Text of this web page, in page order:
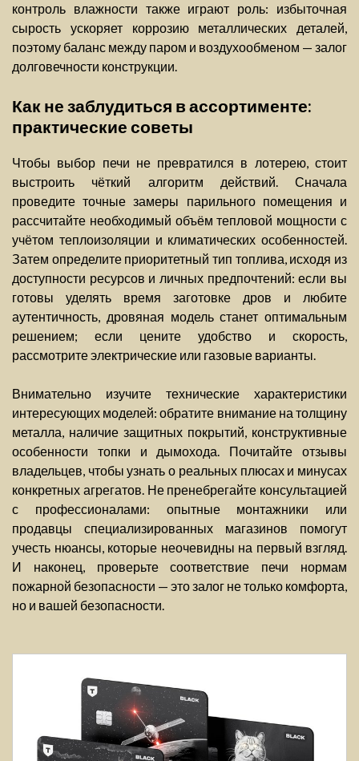
контроль влажности также играют роль: избыточная
сырость ускоряет коррозию металлических деталей,
поэтому баланс между паром и воздухообменом — залог
долговечности конструкции.
Как не заблудиться в ассортименте:
практические советы
Чтобы выбор печи не превратился в лотерею, стоит
выстроить чёткий алгоритм действий. Сначала
проведите точные замеры парильного помещения и
рассчитайте необходимый объём тепловой мощности с
учётом теплоизоляции и климатических особенностей.
Затем определите приоритетный тип топлива, исходя из
доступности ресурсов и личных предпочтений: если вы
готовы уделять время заготовке дров и любите
аутентичность, дровяная модель станет оптимальным
решением; если цените удобство и скорость,
рассмотрите электрические или газовые варианты.
Внимательно изучите технические характеристики
интересующих моделей: обратите внимание на толщину
металла, наличие защитных покрытий, конструктивные
особенности топки и дымохода. Почитайте отзывы
владельцев, чтобы узнать о реальных плюсах и минусах
конкретных агрегатов. Не пренебрегайте консультацией
с профессионалами: опытные монтажники или
продавцы специализированных магазинов помогут
учесть нюансы, которые неочевидны на первый взгляд.
И наконец, проверьте соответствие печи нормам
пожарной безопасности — это залог не только комфорта,
но и вашей безопасности.